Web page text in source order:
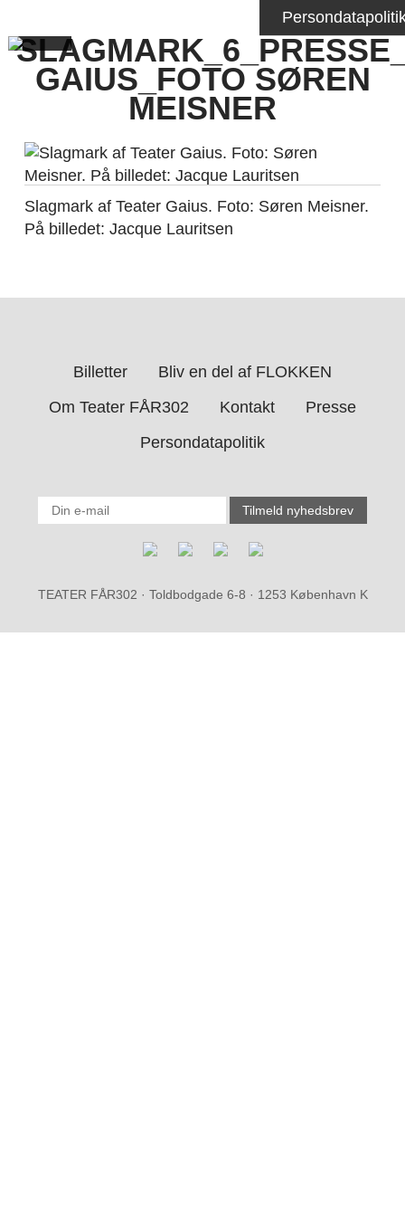
GAIUS_FOTO SØREN
MEISNER
Slagmark af Teater Gaius. Foto: Søren Meisner.
På billedet: Jacque Lauritsen
Billetter
Bliv en del af FLOKKEN
Om Teater FÅR302
Kontakt
Presse
Persondatapolitik
TEATER FÅR302 · Toldbodgade 6-8 · 1253 København K